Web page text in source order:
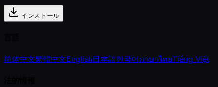
インストール
简体中文繁體中文English日本語한국어ภาษาไทยTiếng Việt